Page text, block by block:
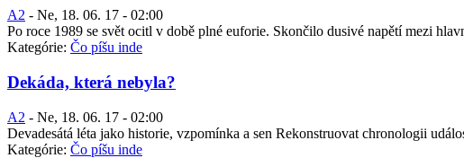
A2 - Ne, 18. 06. 17 - 02:00
Po roce 1989 se svět ocitl v době plné euforie. Skončilo dusivé napětí mezi
Kategórie: Čo píšu inde
Dekáda, která nebyla?
A2 - Ne, 18. 06. 17 - 02:00
Devadesátá léta jako historie, vzpomínka a sen Rekonstruovat chronologii
Kategórie: Čo píšu inde